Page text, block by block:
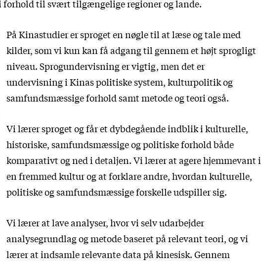
forhold til svært tilgængelige regioner og lande.
På Kinastudier er sproget en nøgle til at læse og tale med
kilder, som vi kun kan få adgang til gennem et højt sprogligt
niveau. Sprogundervisning er vigtig, men det er
undervisning i Kinas politiske system, kulturpolitik og
samfundsmæssige forhold samt metode og teori også.
Vi lærer sproget og får et dybdegående indblik i kulturelle,
historiske, samfundsmæssige og politiske forhold både
komparativt og ned i detaljen. Vi lærer at agere hjemmevant i
en fremmed kultur og at forklare andre, hvordan kulturelle,
politiske og samfundsmæssige forskelle udspiller sig.
Vi lærer at lave analyser, hvor vi selv udarbejder
analysegrundlag og metode baseret på relevant teori, og vi
lærer at indsamle relevante data på kinesisk. Gennem